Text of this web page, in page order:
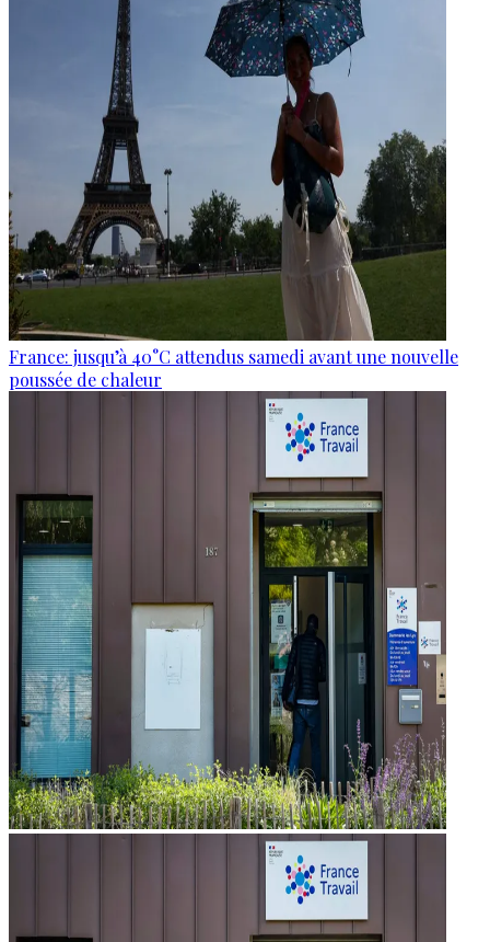
France: jusqu’à 40°C attendus samedi avant une nouvelle
poussée de chaleur